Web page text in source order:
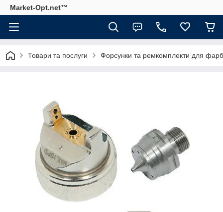
Market-Opt.net™
Товари та послуги Форсунки та ремкомплекти для